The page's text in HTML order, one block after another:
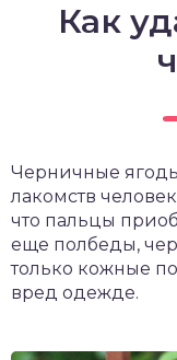
Как
Черничные
лакомств
что пальцы
еще полбеды,
только кожные
вред одежде.